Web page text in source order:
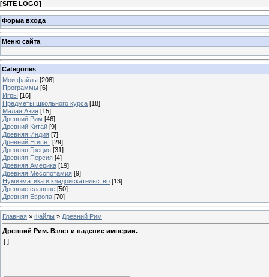
[SITE LOGO]
Форма входа
Меню сайта
Categories
Мои файлы [208]
Программы [6]
Игры [16]
Предметы школьного курса [18]
Малая Азия [15]
Древний Рим [46]
Древний Китай [9]
Древняя Индия [7]
Древний Египет [29]
Древняя Греция [31]
Древняя Персия [4]
Древняя Америка [19]
Древняя Месопотамия [9]
Нумизматика и кладоискательство [13]
Древние славяне [50]
Древняя Европа [70]
Главная » Файлы » Древний Рим
Древний Рим. Взлет и падение империи.
[ ]